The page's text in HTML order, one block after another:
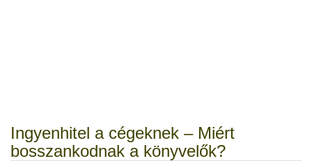
Ingyenhitel a cégeknek – Miért
bosszankodnak a könyvelők?